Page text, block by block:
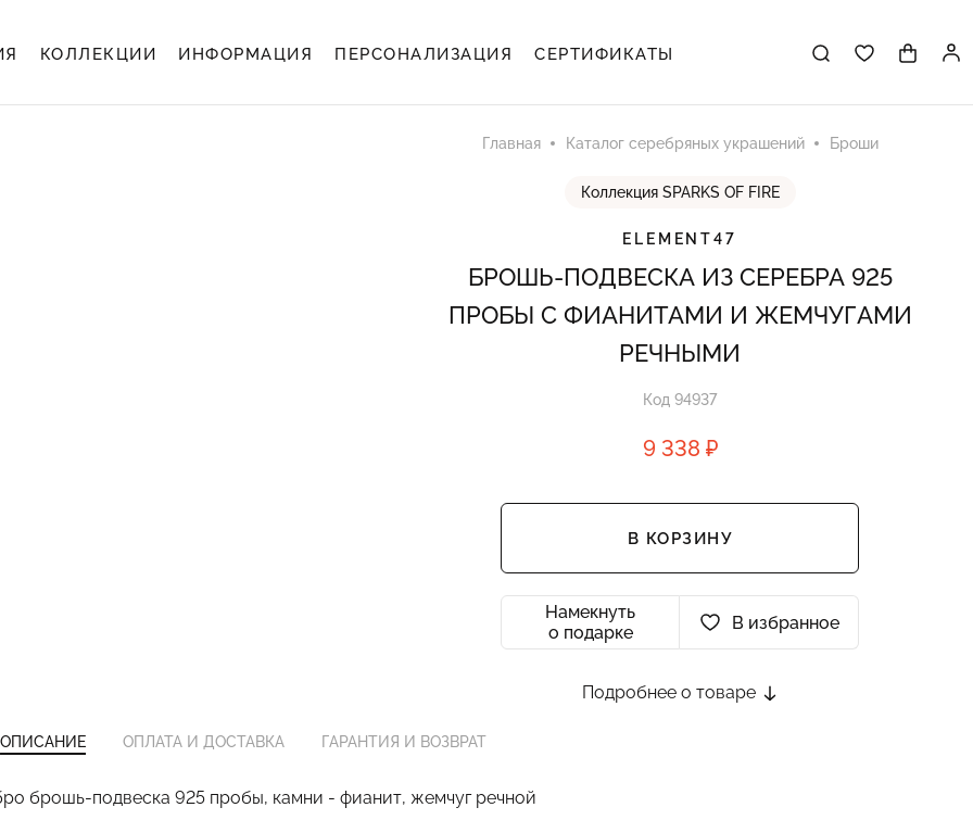
КОЛЛЕКЦИИ ИНФОРМАЦИЯ ПЕРСОНАЛИЗАЦИЯ СЕРТИФИКАТЫ
Главная Каталог серебряных украшений Броши
Коллекция SPARKS OF FIRE
ELEMENT47
БРОШЬ-ПОДВЕСКА ИЗ СЕРЕБРА 925
ПРОБЫ С ФИАНИТАМИ И ЖЕМЧУГАМИ
РЕЧНЫМИ
Код 94937
9 338 ₽
В КОРЗИНУ
Намекнуть
о подарке
В избранное
Подробнее о товаре
ОПИСАНИЕ ОПЛАТА И ДОСТАВКА ГАРАНТИЯ И ВОЗВРАТ
брошь-подвеска 925 пробы, камни - фианит, жемчуг речной